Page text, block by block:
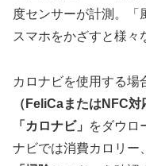
度センサーが計測。「
スマホをかざすと様々
カロナビを使用する場
（FeliCaまたはNFC
「カロナビ」
をダウロ
ナビでは消費カロリー